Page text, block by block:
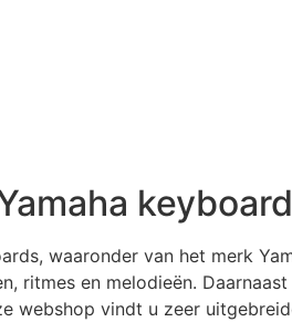
waaronder van het merk
ritmes en melodieën.
webshop vindt u zeer